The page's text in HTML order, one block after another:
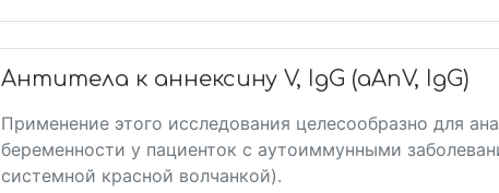
Антитела к аннексину V, IgG (aAnV, IgG)
Применение этого исследования целесообразно для
беременности у пациенток с аутоиммунными
системной красной волчанкой).